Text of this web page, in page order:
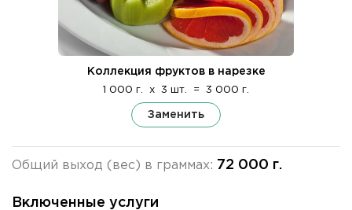
Коллекция фруктов в нарезке
1 000 г. x 3 шт. = 3 000 г.
Заменить
Общий выход (вес) в граммах: 72 000 г.
Включенные услуги